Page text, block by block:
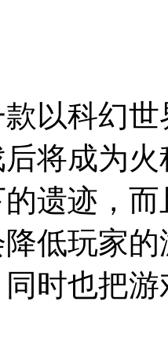
以科幻
将成为
遗迹，
低玩家
时也把